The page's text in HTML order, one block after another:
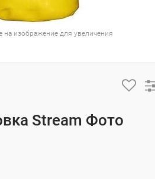
на изображение для увеличения
Stream Фото